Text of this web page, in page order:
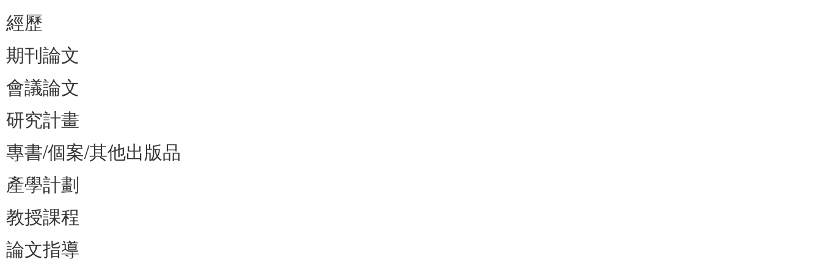
經歷
期刊論文
會議論文
研究計畫
專書/個案/其他出版品
產學計劃
教授課程
論文指導